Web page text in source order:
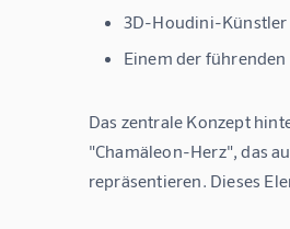
3D-Houdini-Künstler
Einem der
Das zentrale Konzept
"Chamäleon-Herz", das
repräsentieren. Dieses